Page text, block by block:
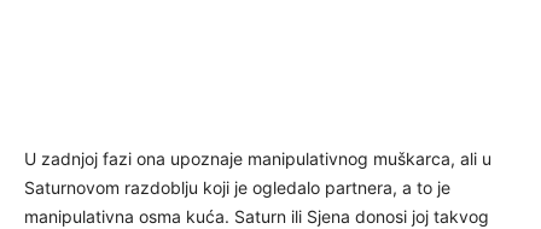
U zadnjoj fazi ona upoznaje manipulativnog muškarca, ali u
Saturnovom razdoblju koji je ogledalo partnera, a to je
manipulativna osma kuća. Saturn ili Sjena donosi joj takvog